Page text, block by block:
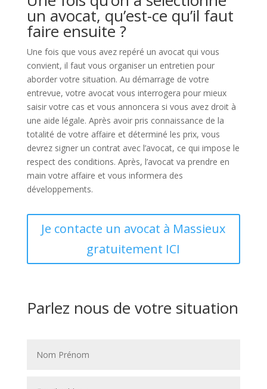
un avocat, qu’est-ce qu’il faut
faire ensuite ?
Une fois que vous avez repéré un avocat qui vous
convient, il faut vous organiser un entretien pour
aborder votre situation. Au démarrage de votre
entrevue, votre avocat vous interrogera pour mieux
saisir votre cas et vous annoncera si vous avez droit à
une aide légale. Après avoir pris connaissance de la
totalité de votre affaire et déterminé les prix, vous
devrez signer un contrat avec l’avocat, ce qui impose le
respect des conditions. Après, l’avocat va prendre en
main votre affaire et vous informera des
développements.
Je contacte un avocat à Massieux
gratuitement ICI
Parlez nous de votre situation